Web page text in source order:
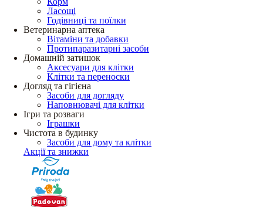
Ласощі
Годівниці та поїлки
Ветеринарна аптека
Вітаміни та добавки
Протипаразитарні засоби
Домашній затишок
Аксесуари для клітки
Клітки та переноски
Догляд та гігієна
Засоби для догляду
Наповнювачі для клітки
Ігри та розваги
Іграшки
Чистота в будинку
Засоби для дому та клітки
Акції та знижки